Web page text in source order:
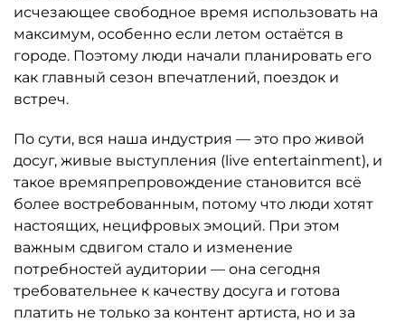
исчезающее свободное время использовать на
максимум, особенно если летом остаётся в
городе. Поэтому люди начали планировать его
как главный сезон впечатлений, поездок и
встреч.
По сути, вся наша индустрия — это про живой
досуг, живые выступления (live entertainment), и
такое времяпрепровождение становится всё
более востребованным, потому что люди хотят
настоящих, нецифровых эмоций. При этом
важным сдвигом стало и изменение
потребностей аудитории — она сегодня
требовательнее к качеству досуга и готова
платить не только за контент артиста, но и за